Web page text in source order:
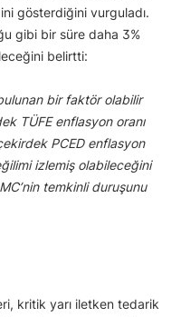
gösterdiğini vurguladı.
gibi bir süre daha 3%
belirtti:
bir faktör olabilir
TÜFE enflasyon oranı
PCED enflasyon
izlemiş olabileceğini
temkinli duruşunu
kritik yarı iletken tedarik